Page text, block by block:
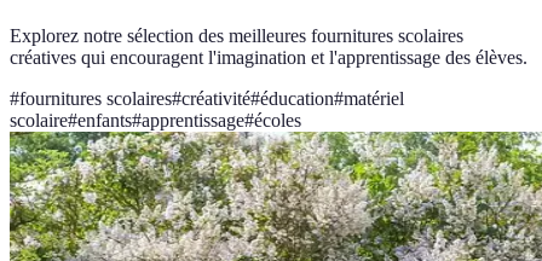
Explorez notre sélection des meilleures fournitures scolaires
créatives qui encouragent l'imagination et l'apprentissage des élèves.
#fournitures scolaires#créativité#éducation#matériel
scolaire#enfants#apprentissage#écoles